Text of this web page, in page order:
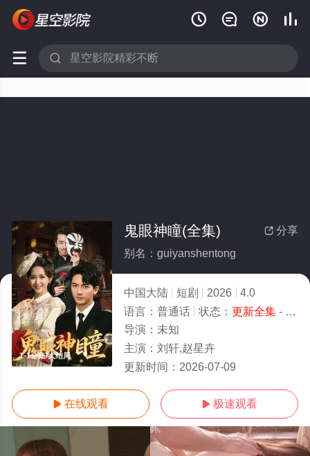
   
 
1-1全集/大结局
 分享
鬼眼神瞳(全集)
别名：guiyanshentong
中国大陆 短剧 2026
4.0
语言： 普通话 状态： 更新全集- 免费在线观看
导演： 未知
主演： 刘轩,赵星卉
更新时间： 2026-07-09
 在线观看  极速观看